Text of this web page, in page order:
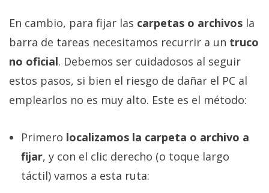
El Grupo
Informático
(CC) 2006-
derechos
En cambio, para fijar las carpetas o archivos la
barra de tareas necesitamos recurrir a un truco
no oficial. Debemos ser cuidadosos al seguir
estos pasos, si bien el riesgo de dañar el PC al
emplearlos no es muy alto. Este es el método:
Primero localizamos la carpeta o archivo a
fijar, y con el clic derecho (o toque largo
táctil) vamos a esta ruta: